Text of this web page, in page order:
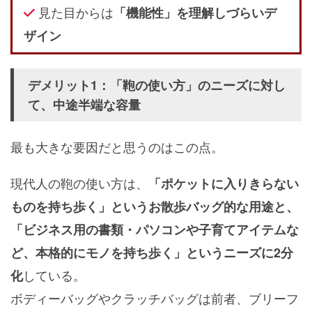
見た目からは 「機能性」を理解しづらいデ
ザイン
デメリット1：「鞄の使い方」のニーズに対し
て、中途半端な容量
最も大きな要因だと思うのはこの点。
現代人の鞄の使い方は、
「ポケットに入りきらない
ものを持ち歩く」というお散歩バッグ的な用途と、
「ビジネス用の書類・パソコンや子育てアイテムな
ど、本格的にモノを持ち歩く」というニーズに2分
化している。
ボディーバッグやクラッチバッグは前者、ブリーフ